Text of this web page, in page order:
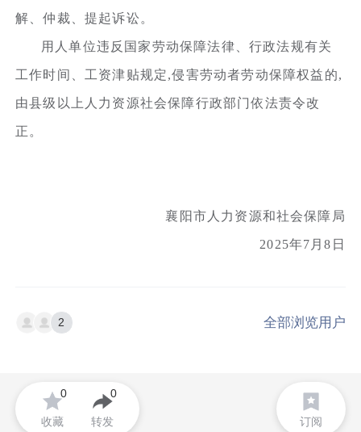
解、仲裁、提起诉讼。
用人单位违反国家劳动保障法律、行政法规有关
工作时间、工资津贴规定,侵害劳动者劳动保障权益的,
由县级以上人力资源社会保障行政部门依法责令改
正。
襄阳市人力资源和社会保障局
2025年7月8日
2 全部浏览用户
收藏
0
转发
0
订阅